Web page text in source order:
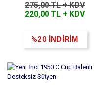
275,00 TL + KDV
220,00 TL + KDV
%20 İNDİRİM